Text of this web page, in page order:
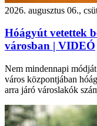
2026. augusztus 06.,
Hóágyút vetettek
városban | VIDEÓ
Nem mindennapi
város központjában
arra járó városlakók